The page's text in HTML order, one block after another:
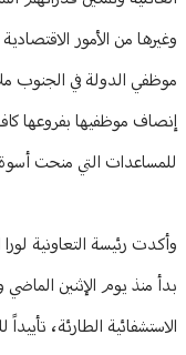
وغيرها من الأمور
موظفي الدولة في الجنوب
إنصاف موظفيها بفروعها
للمساعدات التي منحت
وأكدت رئيسة التعاونية
بدأ منذ يوم الإثنين
الاستشفائية الطارئة،